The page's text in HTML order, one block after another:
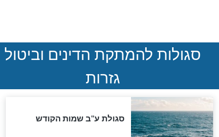
שורדת השואה שחוגגת 100:
"מודה לקב"ה על כל השנים"